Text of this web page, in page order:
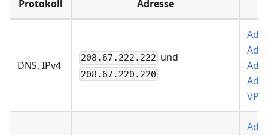
Protokoll Adresse
DNS, IPv4
208.67.222.222 und
208.67.220.220
Add
Add
VPN
Add